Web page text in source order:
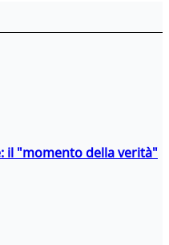
il "momento della verità"